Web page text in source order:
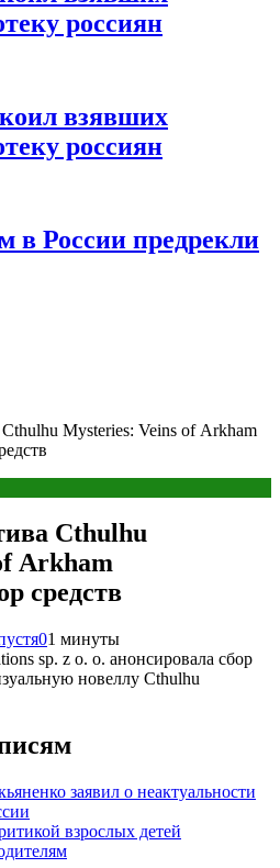
россиян
взявших
россиян
в России предрекли
Cthulhu Mysteries: Veins of Arkham
Cthulhu
Arkham
средств
01 минуты
sp. z o. o. анонсировала сбор
новеллу Cthulhu
заявил о неактуальности
взрослых детей